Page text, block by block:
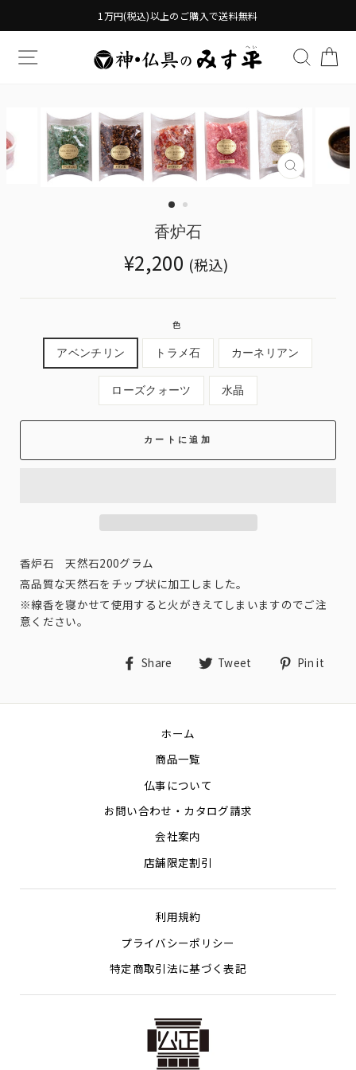
1万円(税込)以上のご購入で送料無料
TRANSLATION MISSING: 検索す
香炉石
Translation
missing:
¥2,200 (税込)
色
アベンチリン トラメ石 カーネリアン
ローズクォーツ 水晶
カートに追加
香炉石 天然石200グラム
高品質な天然石をチップ状に加工しました。
※線香を寝かせて使用すると火がきえてしまいますのでご注
意ください。
Share
Share Tweet
Tweet Pin it
ホーム
商品一覧
仏事について
お問い合わせ・カタログ請求
会社案内
店舗限定割引
利用規約
プライバシーポリシー
特定商取引法に基づく表記